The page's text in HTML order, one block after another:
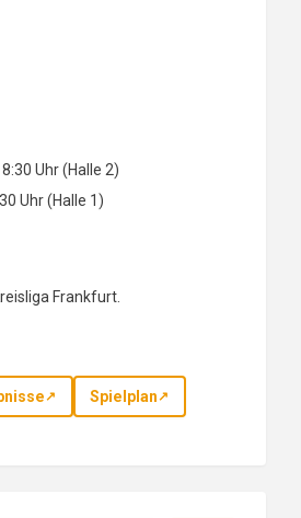
Uhr (Halle 2)
Uhr (Halle 1)
Frankfurt.
Spielplan